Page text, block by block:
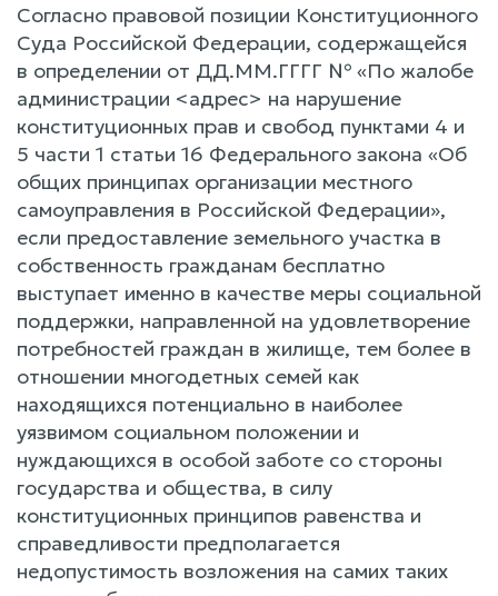
Согласно правовой позиции Конституционного
Суда Российской Федерации, содержащейся
в определении от ДД.ММ.ГГГГ № «По жалобе
администрации <адрес> на нарушение
конституционных прав и свобод пунктами 4 и
5 части 1 статьи 16 Федерального закона «Об
общих принципах организации местного
самоуправления в Российской Федерации»,
если предоставление земельного участка в
собственность гражданам бесплатно
выступает именно в качестве меры социальной
поддержки, направленной на удовлетворение
потребностей граждан в жилище, тем более в
отношении многодетных семей как
находящихся потенциально в наиболее
уязвимом социальном положении и
нуждающихся в особой заботе со стороны
государства и общества, в силу
конституционных принципов равенства и
справедливости предполагается
недопустимость возложения на самих таких